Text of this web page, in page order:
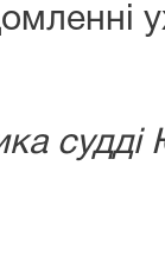
судді